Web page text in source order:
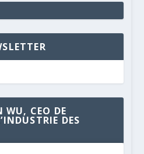
CEO DE
DES